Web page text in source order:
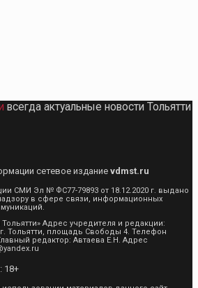
всегда актуальные новости Тольятти
сетевое издание vdmst.ru
СМИ Эл № ФС77-79893 от 18.12.2020 г. выдано
в сфере связи, информационных
Адрес учредителя и редакции:
г. Тольятти, площадь Свободы 4. Телефон
редактор: Автаева Е.Н. Адрес
18+